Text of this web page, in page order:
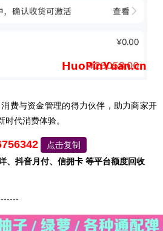
费与资金管理的得力伙伴，助力商家开
时代消费体验。
点击复制
、抖音月付、信拥卡 等平台额度回收